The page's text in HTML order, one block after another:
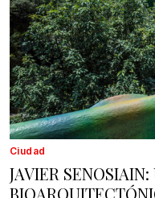
Ciudad
JAVIER